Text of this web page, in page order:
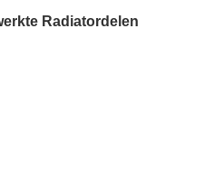
Radiatordelen